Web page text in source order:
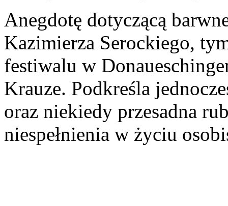
Anegdotę dotyczącą
Kazimierza Serockiego,
festiwalu w
Krauze. Podkreśla
oraz niekiedy przesadna
niespełnienia w życiu